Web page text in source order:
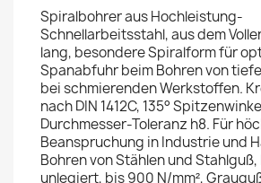
Spiralbohrer aus Hochleistung-
Schnellarbeitsstahl, aus dem
lang, besondere Spiralform für
Spanabfuhr beim Bohren von
bei schmierenden Werkstoffen.
nach DIN 1412C, 135°
Durchmesser-Toleranz h8. Für
Beanspruchung in Industrie und
Bohren von Stählen und
unlegiert, bis 900 N/mm²,